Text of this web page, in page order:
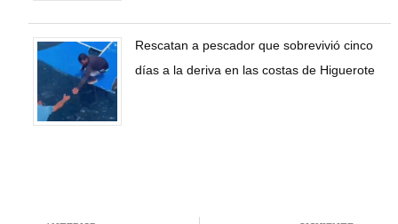
Rescatan a pescador que sobrevivió cinco
días a la deriva en las costas de Higuerote